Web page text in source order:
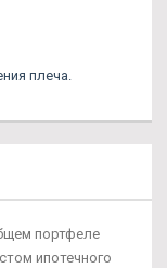
плеча.
портфеле
ипотечного